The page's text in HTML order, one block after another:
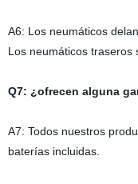
A6: Los neumáticos
Los neumáticos traseros
Q7: ¿ofrecen alguna
A7: Todos nuestros
baterías incluidas.